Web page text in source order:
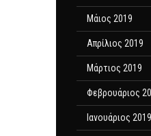
Μάιος 2019
Απρίλιος 2019
Μάρτιος 2019
Φεβρουάριος
Ιανουάριος 2019